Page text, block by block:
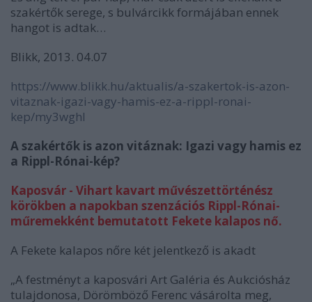
szakértők serege, s bulvárcikk formájában ennek
hangot is adtak…
Blikk, 2013. 04.07
https://www.blikk.hu/aktualis/a-szakertok-is-azon-
vitaznak-igazi-vagy-hamis-ez-a-rippl-ronai-
kep/my3wghl
A szakértők is azon vitáznak: Igazi vagy hamis ez
a Rippl-Rónai-kép?
Kaposvár - Vihart kavart művészettörténész
körökben a napokban szenzációs Rippl-Rónai-
műremekként bemutatott Fekete kalapos nő.
A Fekete kalapos nőre két jelentkező is akadt
„A festményt a kaposvári Art Galéria és Aukciósház
tulajdonosa, Dörömböző Ferenc vásárolta meg,